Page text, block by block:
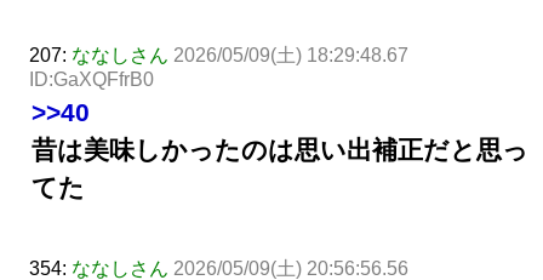
207: ななしさん 2026/05/09(土) 18:29:48.67
ID:GaXQFfrB0
>>40
昔は美味しかったのは思い出補正だと思っ
てた
354: ななしさん 2026/05/09(土) 20:56:56.56